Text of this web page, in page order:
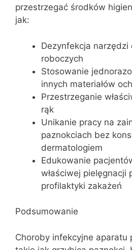
przestrzegać środków
jak:
Dezynfekcja narzędzi
roboczych
Stosowanie
innych materiałów
Przestrzeganie
rąk
Unikanie pracy na
paznokciach bez
dermatologiem
Edukowanie
właściwej pielęgnacji
profilaktyki zakażeń
Podsumowanie
Choroby infekcyjne aparatu